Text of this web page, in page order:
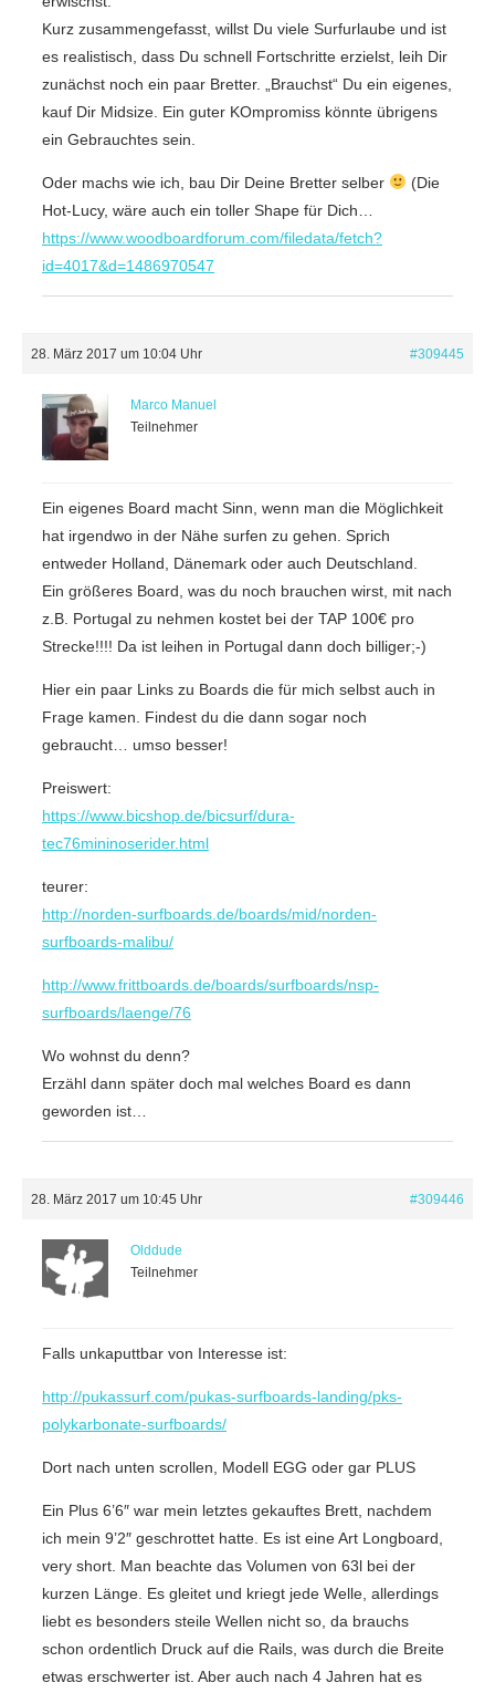
Kurz zusammengefasst, willst Du viele Surfurlaube und ist
es realistisch, dass Du schnell Fortschritte erzielst, leih Dir
zunächst noch ein paar Bretter. „Brauchst“ Du ein eigenes,
kauf Dir Midsize. Ein guter KOmpromiss könnte übrigens
ein Gebrauchtes sein.
Oder machs wie ich, bau Dir Deine Bretter selber
(Die
Hot-Lucy, wäre auch ein toller Shape für Dich…
https://www.woodboardforum.com/filedata/fetch?
id=4017&d=1486970547
28. März 2017 um 10:04 Uhr #309445
Marco Manuel
Teilnehmer
Ein eigenes Board macht Sinn, wenn man die Möglichkeit
hat irgendwo in der Nähe surfen zu gehen. Sprich
entweder Holland, Dänemark oder auch Deutschland.
Ein größeres Board, was du noch brauchen wirst, mit nach
z.B. Portugal zu nehmen kostet bei der TAP 100€ pro
Strecke!!!! Da ist leihen in Portugal dann doch billiger;-)
Hier ein paar Links zu Boards die für mich selbst auch in
Frage kamen. Findest du die dann sogar noch
gebraucht… umso besser!
Preiswert:
https://www.bicshop.de/bicsurf/dura-
tec76mininoserider.html
teurer:
http://norden-surfboards.de/boards/mid/norden-
surfboards-malibu/
http://www.frittboards.de/boards/surfboards/nsp-
surfboards/laenge/76
Wo wohnst du denn?
Erzähl dann später doch mal welches Board es dann
geworden ist…
28. März 2017 um 10:45 Uhr #309446
Olddude
Teilnehmer
Falls unkaputtbar von Interesse ist:
http://pukassurf.com/pukas-surfboards-landing/pks-
polykarbonate-surfboards/
Dort nach unten scrollen, Modell EGG oder gar PLUS
Ein Plus 6’6″ war mein letztes gekauftes Brett, nachdem
ich mein 9’2″ geschrottet hatte. Es ist eine Art Longboard,
very short. Man beachte das Volumen von 63l bei der
kurzen Länge. Es gleitet und kriegt jede Welle, allerdings
liebt es besonders steile Wellen nicht so, da brauchs
schon ordentlich Druck auf die Rails, was durch die Breite
etwas erschwerter ist. Aber auch nach 4 Jahren hat es